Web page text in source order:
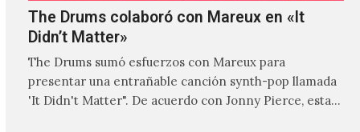
The Drums colaboró con Mareux en «It
Didn’t Matter»
The Drums sumó esfuerzos con Mareux para
presentar una entrañable canción synth-pop llamada
'It Didn't Matter". De acuerdo con Jonny Pierce, esta